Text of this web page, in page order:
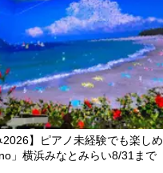
2026】ピアノ未経験でも楽し
」横浜みなとみらい8/31まで